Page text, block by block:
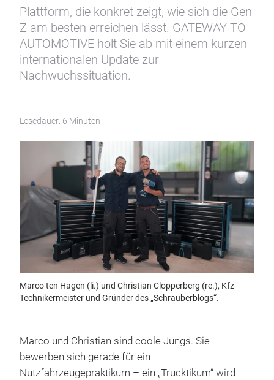
Plattform, die konkret zeigt, wie sich die Gen
Z am besten erreichen lässt. GATEWAY TO
AUTOMOTIVE holt Sie ab mit einem kurzen
internationalen Update zur
Nachwuchssituation.
Lesedauer: 6 Minuten
Marco ten Hagen (li.) und Christian Clopperberg (re.), Kfz-
Technikermeister und Gründer des „Schrauberblogs“.
Marco und Christian sind coole Jungs. Sie
bewerben sich gerade für ein
Nutzfahrzeugepraktikum – ein „Trucktikum“ wird